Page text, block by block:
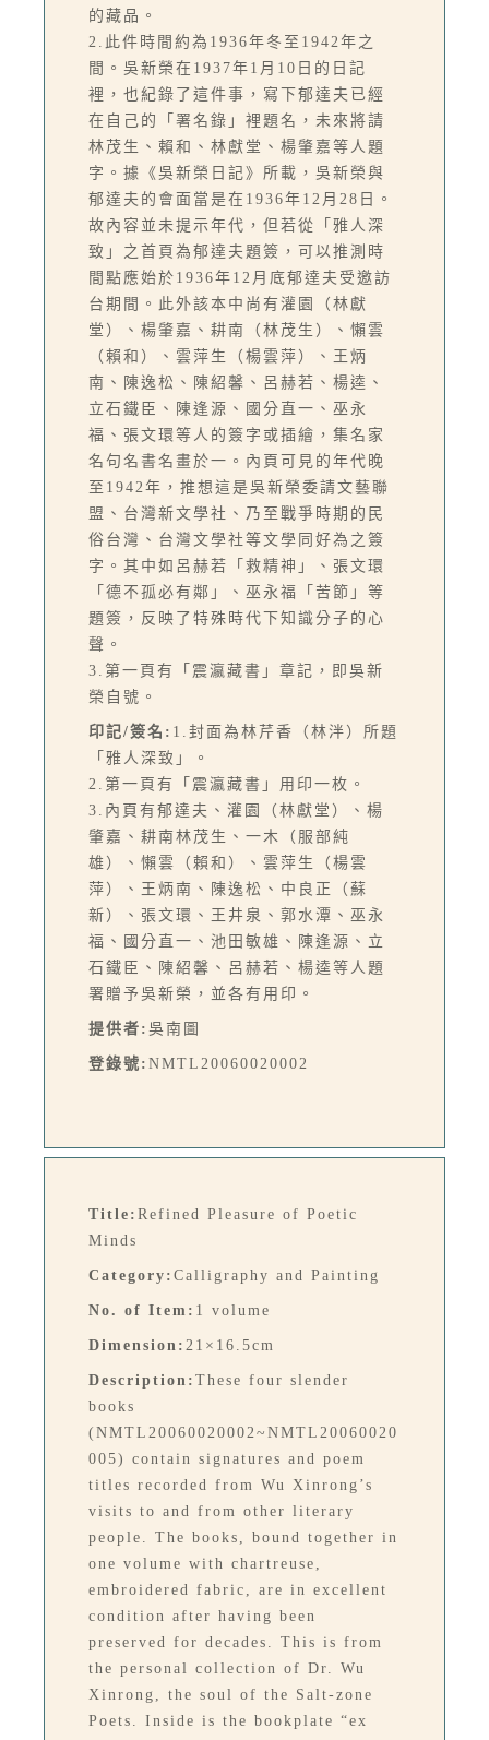
的藏品。
2.此件時間約為1936年冬至1942年之
間。吳新榮在1937年1月10日的日記
裡，也紀錄了這件事，寫下郁達夫已經
在自己的「署名錄」裡題名，未來將請
林茂生、賴和、林獻堂、楊肇嘉等人題
字。據《吳新榮日記》所載，吳新榮與
郁達夫的會面當是在1936年12月28日。
故內容並未提示年代，但若從「雅人深
致」之首頁為郁達夫題簽，可以推測時
間點應始於1936年12月底郁達夫受邀訪
台期間。此外該本中尚有灌園（林獻
堂）、楊肇嘉、耕南（林茂生）、懶雲
（賴和）、雲萍生（楊雲萍）、王炳
南、陳逸松、陳紹馨、呂赫若、楊逵、
立石鐵臣、陳逢源、國分直一、巫永
福、張文環等人的簽字或插繪，集名家
名句名書名畫於一。內頁可見的年代晚
至1942年，推想這是吳新榮委請文藝聯
盟、台灣新文學社、乃至戰爭時期的民
俗台灣、台灣文學社等文學同好為之簽
字。其中如呂赫若「救精神」、張文環
「德不孤必有鄰」、巫永福「苦節」等
題簽，反映了特殊時代下知識分子的心
聲。
3.第一頁有「震瀛藏書」章記，即吳新
榮自號。
印記/簽名: 1.封面為林芹香（林泮）所題
「雅人深致」。
2.第一頁有「震瀛藏書」用印一枚。
3.內頁有郁達夫、灌園（林獻堂）、楊
肇嘉、耕南林茂生、一木（服部純
雄）、懶雲（賴和）、雲萍生（楊雲
萍）、王炳南、陳逸松、中良正（蘇
新）、張文環、王井泉、郭水潭、巫永
福、國分直一、池田敏雄、陳逢源、立
石鐵臣、陳紹馨、呂赫若、楊逵等人題
署贈予吳新榮，並各有用印。
提供者: 吳南圖
登錄號: NMTL20060020002
Title: Refined Pleasure of Poetic
Minds
Category: Calligraphy and Painting
No. of Item: 1 volume
Dimension: 21×16.5cm
Description: These four slender
books
(NMTL20060020002~NMTL20060020
005) contain signatures and poem
titles recorded from Wu Xinrong’s
visits to and from other literary
people. The books, bound together in
one volume with chartreuse,
embroidered fabric, are in excellent
condition after having been
preserved for decades. This is from
the personal collection of Dr. Wu
Xinrong, the soul of the Salt-zone
Poets. Inside is the bookplate “ex